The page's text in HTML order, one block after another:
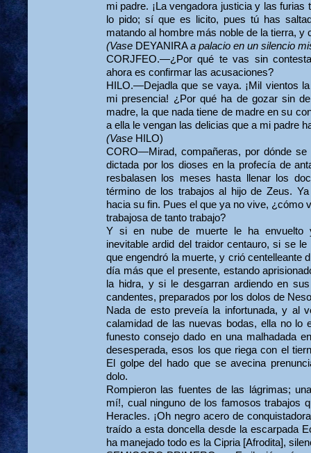
mi padre. ¡La vengadora justicia y las
lo pido; sí que es licito, pues tú has
matando al hombre más noble de la tierra, y
(Vase DEYANIRAa palacio en un silencio
CORJFEO.—¿Por qué te vas sin
ahora es confirmar las acusaciones?
HILO.—Dejadla que se vaya. ¡Mil vientos
mi presencia! ¿Por qué ha de gozar sin
madre, la que nada tiene de madre en su
a ella le vengan las delicias que a mi padre
(Vase HILO)
CORO—Mirad, compañeras, por dónde
dictada por los dioses en la profecía de
resbalasen los meses hasta llenar los
término de los trabajos al hijo de Zeus.
hacia su fin. Pues el que ya no vive, ¿cómo
trabajosa de tanto trabajo?
Y si en nube de muerte le ha envuelto
inevitable ardid del traidor centauro, si se
que engendró la muerte, y crió centelleante
día más que el presente, estando
la hidra, y si le desgarran ardiendo en
candentes, preparados por los dolos de
Nada de esto preveía la infortunada, y al
calamidad de las nuevas bodas, ella no lo
funesto consejo dado en una malhadada
desesperada, esos los que riega con el
El golpe del hado que se avecina
dolo.
Rompieron las fuentes de las lágrimas;
mí!, cual ninguno de los famosos trabajos
Heracles. ¡Oh negro acero de
traído a esta doncella desde la escarpada
ha manejado todo es la Cipria [Afrodita],